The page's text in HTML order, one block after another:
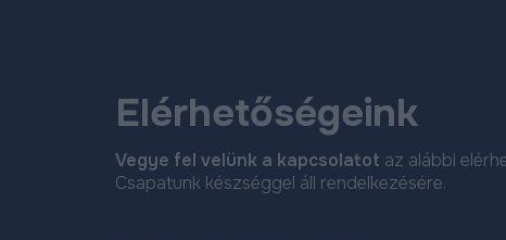
Elérhetőségeink
Vegye fel velünk a kapcsolatot az alábbi
Csapatunk készséggel áll rendelkezésére.